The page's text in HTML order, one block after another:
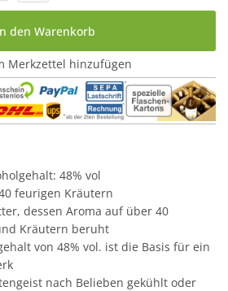
den Warenkorb
Merkzettel hinzufügen
48% vol
feurigen Kräutern
dessen Aroma auf über 40
Kräutern beruht
von 48% vol. ist die Basis für ein
nach Belieben gekühlt oder